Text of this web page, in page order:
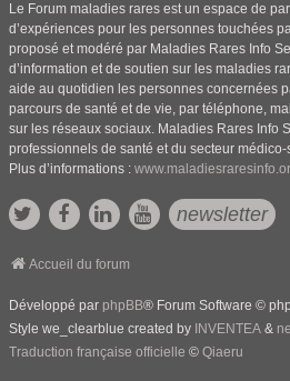
Le Forum maladies rares est un espace de
d’expériences pour les personnes touchées
proposé et modéré par Maladies Rares Info
d’information et de soutien sur les maladies
aide au quotidien les personnes concernées
parcours de santé et de vie, par téléphone,
sur les réseaux sociaux. Maladies Rares Info
professionnels de santé et du secteur médico-
Plus d’informations :
newsletter
Accueil du forum
Développé par phpBB® Forum Software ©
Style we_clearblue created by INVENTEA &
Traduction française officielle © Qiaeru